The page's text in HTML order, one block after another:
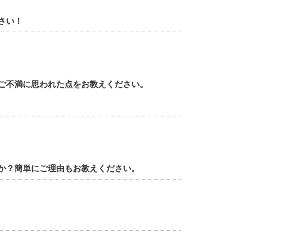
い！
満に思われた点をお教えください。
簡単にご理由もお教えください。